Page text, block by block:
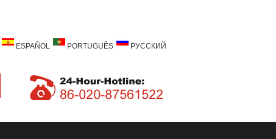
ESPAÑOL PORTUGUÊS РУССКИЙ